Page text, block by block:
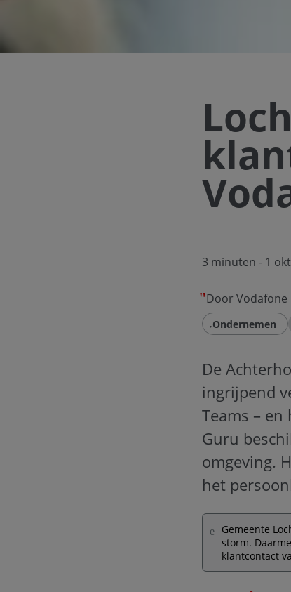
3 minuten - 1
Door Vodafone
Ondernemen
De
ingrijpend
Teams –
Guru
omgeving.
het
Gemeente
storm.
klantcontact